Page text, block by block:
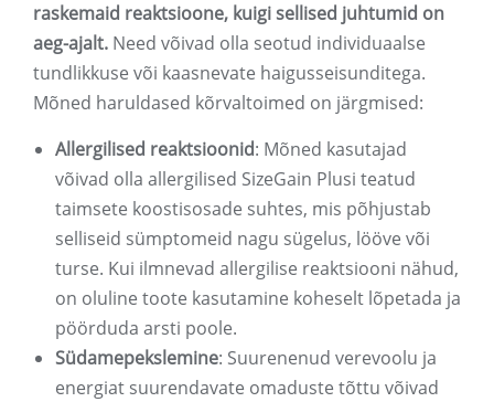
raskemaid reaktsioone, kuigi sellised juhtumid on
aeg-ajalt. Need võivad olla seotud individuaalse
tundlikkuse või kaasnevate haigusseisunditega.
Mõned haruldased kõrvaltoimed on järgmised:
Allergilised reaktsioonid: Mõned kasutajad
võivad olla allergilised SizeGain Plusi teatud
taimsete koostisosade suhtes, mis põhjustab
selliseid sümptomeid nagu sügelus, lööve või
turse. Kui ilmnevad allergilise reaktsiooni nähud,
on oluline toote kasutamine koheselt lõpetada ja
pöörduda arsti poole.
Südamepekslemine: Suurenenud verevoolu ja
energiat suurendavate omaduste tõttu võivad